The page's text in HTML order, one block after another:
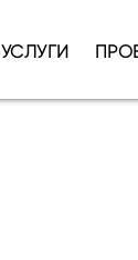
УСЛУГИ